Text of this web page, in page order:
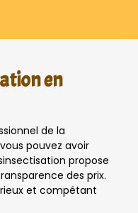
en
de la
pouvez avoir
propose
des prix.
et compétant